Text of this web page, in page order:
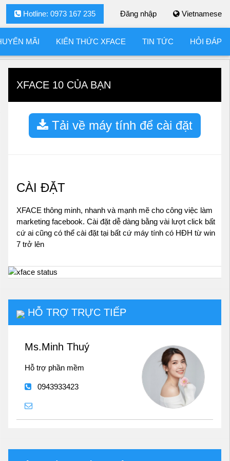
Vietnamese
Đăng nhập
Hotline: 0973 167 235
MÃI KIẾN THỨC XFACE TIN TỨC HỎI ĐÁP
XFACE 10 CỦA BẠN
Tải về máy tính để cài đặt
CÀI ĐẶT
XFACE thông minh, nhanh và mạnh mẽ cho công việc làm
marketing facebook. Cài đặt dễ dàng bằng vài lượt click bất
cứ ai cũng có thể cài đặt tại bất cứ máy tính có HĐH từ win
7 trở lên
HỖ TRỢ TRỰC TIẾP
Ms.Minh Thuý
Hỗ trợ phần mềm
0943933423